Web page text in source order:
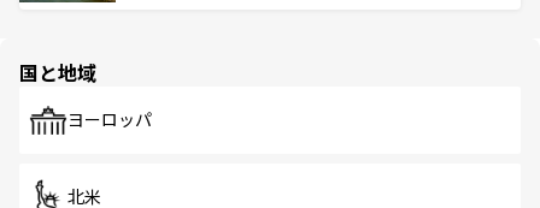
で、ホーカーズは地元の風情を楽しめる外せないスポット
国と地域
ヨーロッパ
北米